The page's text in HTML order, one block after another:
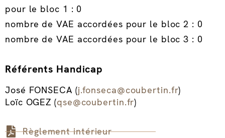
pour le bloc 1 : 0
nombre de VAE accordées pour le bloc 2 : 0
nombre de VAE accordées pour le bloc 3 : 0
Référents Handicap
José FONSECA (j.fonseca@coubertin.fr)
Loïc OGEZ (qse@coubertin.fr)
Règlement intérieur